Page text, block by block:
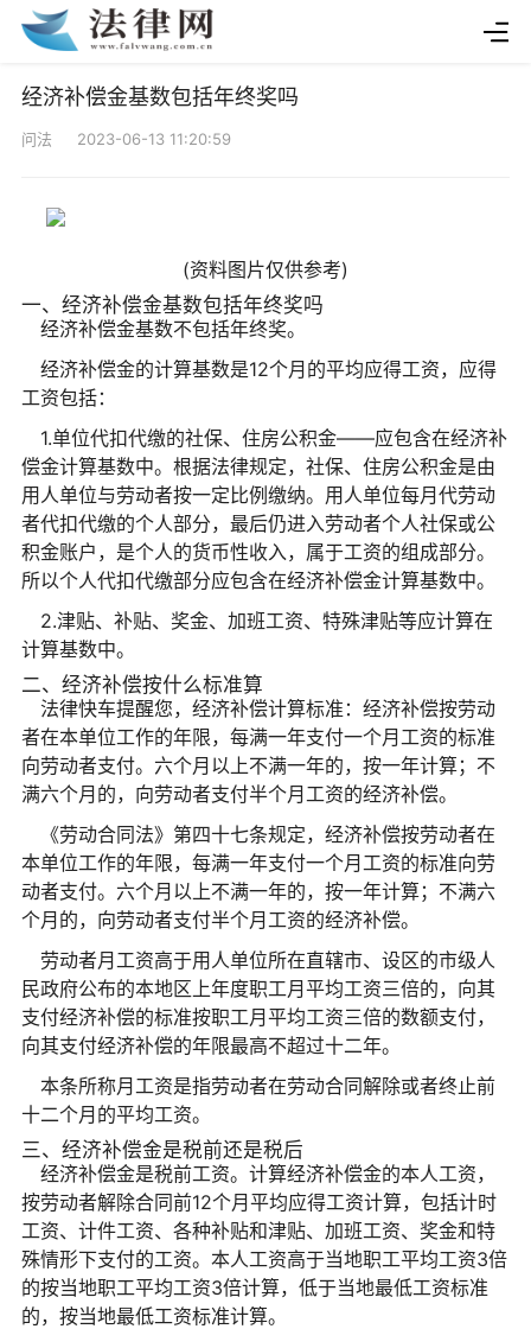
经济补偿金基数包括年终奖吗
问法 2023-06-13 11:20:59
(资料图片仅供参考)
一、经济补偿金基数包括年终奖吗
经济补偿金基数不包括年终奖。
经济补偿金的计算基数是12个月的平均应得工资，应得
工资包括：
1.单位代扣代缴的社保、住房公积金——应包含在经济补
偿金计算基数中。根据法律规定，社保、住房公积金是由
用人单位与劳动者按一定比例缴纳。用人单位每月代劳动
者代扣代缴的个人部分，最后仍进入劳动者个人社保或公
积金账户，是个人的货币性收入，属于工资的组成部分。
所以个人代扣代缴部分应包含在经济补偿金计算基数中。
2.津贴、补贴、奖金、加班工资、特殊津贴等应计算在
计算基数中。
二、经济补偿按什么标准算
法律快车提醒您，经济补偿计算标准：经济补偿按劳动
者在本单位工作的年限，每满一年支付一个月工资的标准
向劳动者支付。六个月以上不满一年的，按一年计算；不
满六个月的，向劳动者支付半个月工资的经济补偿。
《劳动合同法》第四十七条规定，经济补偿按劳动者在
本单位工作的年限，每满一年支付一个月工资的标准向劳
动者支付。六个月以上不满一年的，按一年计算；不满六
个月的，向劳动者支付半个月工资的经济补偿。
劳动者月工资高于用人单位所在直辖市、设区的市级人
民政府公布的本地区上年度职工月平均工资三倍的，向其
支付经济补偿的标准按职工月平均工资三倍的数额支付，
向其支付经济补偿的年限最高不超过十二年。
本条所称月工资是指劳动者在劳动合同解除或者终止前
十二个月的平均工资。
三、经济补偿金是税前还是税后
经济补偿金是税前工资。计算经济补偿金的本人工资，
按劳动者解除合同前12个月平均应得工资计算，包括计时
工资、计件工资、各种补贴和津贴、加班工资、奖金和特
殊情形下支付的工资。本人工资高于当地职工平均工资3倍
的按当地职工平均工资3倍计算，低于当地最低工资标准
的，按当地最低工资标准计算。